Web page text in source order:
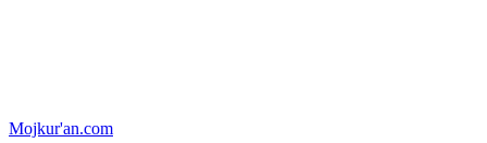
Mojkur'an.com